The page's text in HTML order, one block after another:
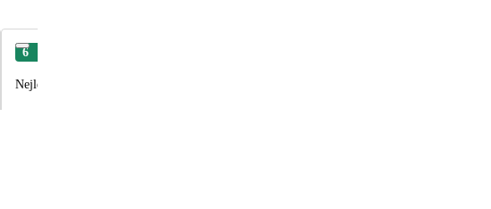
6
Nejlepší dovolená co jsme za poslední dobu zažili. Kompletně místo a prostředí a poloha.